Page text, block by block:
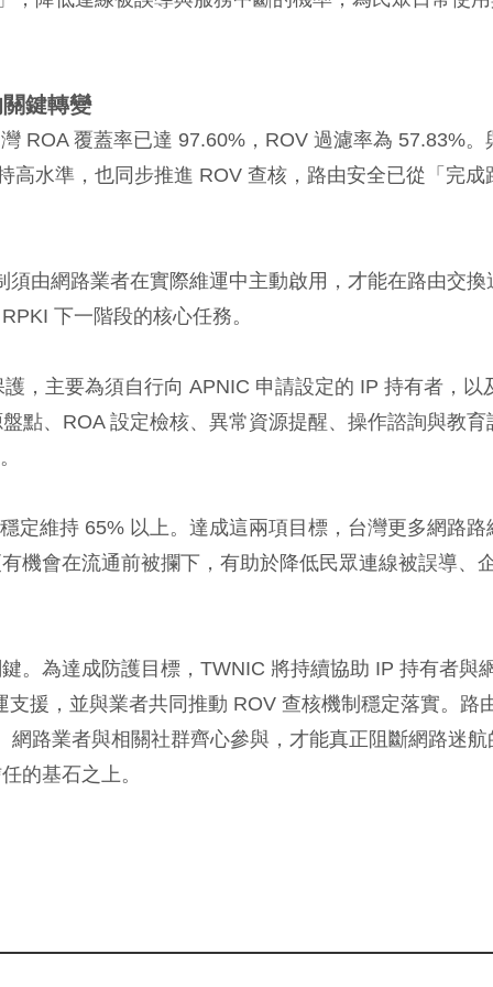
鍵轉變
ROA 覆蓋率已達 97.60%，ROV 過濾率為 57.83%。
高水準，也同步推進 ROV 查核，路由安全已從「完成
由網路業者在實際維運中主動啟用，才能在路由交換
下一階段的核心任務。
，主要為須自行向 APNIC 申請設定的 IP 持有者，以
點、ROA 設定檢核、異常資源提醒、操作諮詢與教育
定維持 65% 以上。達成這兩項目標，台灣更多網路路
機會在流通前被攔下，有助於降低民眾連線被誤導、
。為達成防護目標，TWNIC 將持續協助 IP 持有者與
援，並與業者共同推動 ROV 查核機制穩定落實。路
路業者與相關社群齊心參與，才能真正阻斷網路迷航
的基石之上。